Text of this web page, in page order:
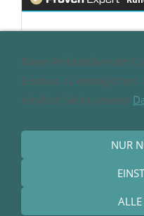
Datenschutz
Diese Website benutzt
Erlebnis zu
erhalten Sie in unserer
NUR